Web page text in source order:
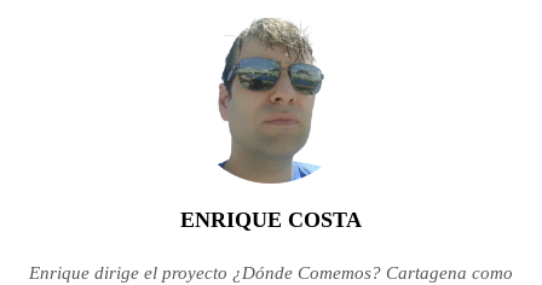
ENRIQUE COSTA
Enrique dirige el proyecto ¿Dónde Comemos? Cartagena como